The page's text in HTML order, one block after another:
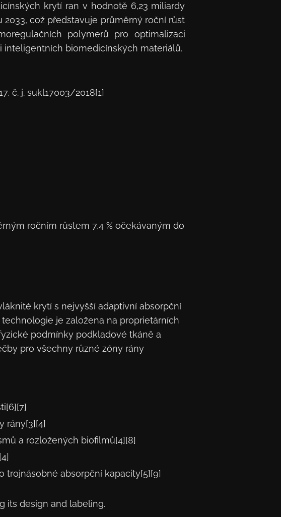
krytí ran v hodnotě 6,23 miliardy
2033, což představuje průměrný roční růst
polymerů pro optimalizaci
inteligentních biomedicínských materiálů.
č. j. sukl17003/2018[1]
ročním růstem 7,4 % očekávaným do
krytí s nejvyšší adaptivní absorpční
je založena na proprietárních
podmínky podkladové tkáně a
pro všechny různé zóny rány
rány[3][4]
a rozložených biofilmů[4][8]
absorpční kapacity[5][9]
its design and labeling.